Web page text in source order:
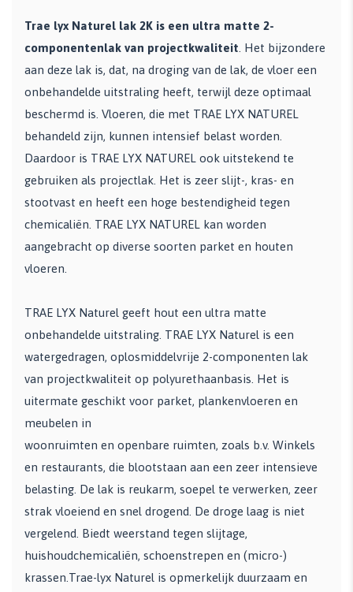
Trae lyx Naturel lak 2K is een ultra matte 2-
componentenlak van projectkwaliteit . Het bijzondere
aan deze lak is, dat, na droging van de lak, de vloer een
onbehandelde uitstraling heeft, terwijl deze optimaal
beschermd is. Vloeren, die met TRAE LYX NATUREL
behandeld zijn, kunnen intensief belast worden.
Daardoor is TRAE LYX NATUREL ook uitstekend te
gebruiken als projectlak. Het is zeer slijt-, kras- en
stootvast en heeft een hoge bestendigheid tegen
chemicaliën. TRAE LYX NATUREL kan worden
aangebracht op diverse soorten parket en houten
vloeren.
TRAE LYX Naturel geeft hout een ultra matte
onbehandelde uitstraling. TRAE LYX Naturel is een
watergedragen, oplosmiddelvrije 2-componenten lak
van projectkwaliteit op polyurethaanbasis. Het is
uitermate geschikt voor parket, plankenvloeren en
meubelen in
woonruimten en openbare ruimten, zoals b.v. Winkels
en restaurants, die blootstaan aan een zeer intensieve
belasting. De lak is reukarm, soepel te verwerken, zeer
strak vloeiend en snel drogend. De droge laag is niet
vergelend. Biedt weerstand tegen slijtage,
huishoudchemicaliën, schoenstrepen en (micro-)
krassen.Trae-lyx Naturel is opmerkelijk duurzaam en